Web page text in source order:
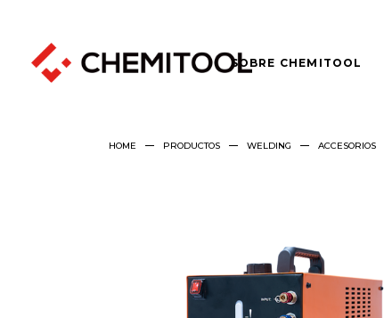
SOBRE CHEMITOOL
HOME PRODUCTOS WELDING ACCESORIOS